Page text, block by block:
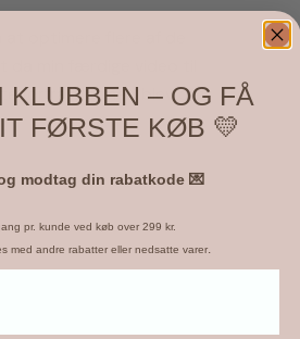
optimere flere af de
min færdige video til
forfra. Dermed blev det
KLUBBEN – OG FÅ
FØRSTE KØB 💛
modtag din rabatkode 💌
pr. kunde ved køb over 299 kr.
med andre rabatter eller nedsatte varer.